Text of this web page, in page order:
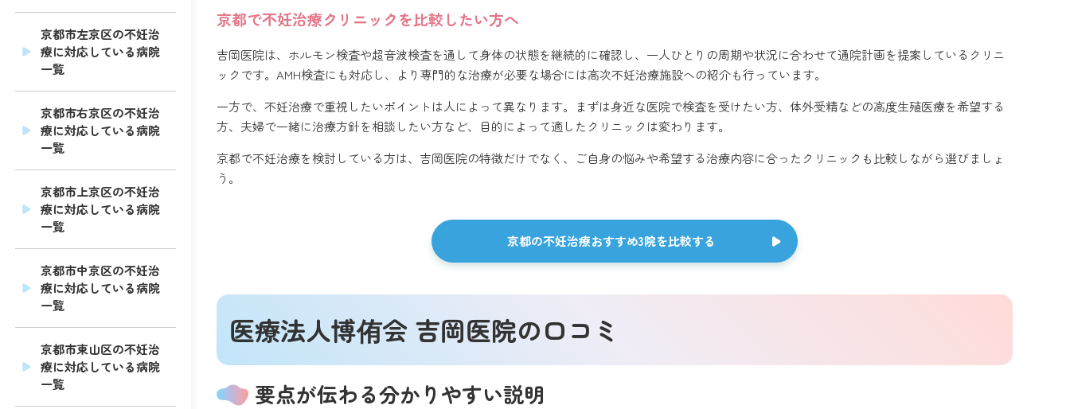
京都市左京区の不妊治
療に対応している病院
一覧
京都市右京区の不妊治
療に対応している病院
一覧
京都市上京区の不妊治
療に対応している病院
一覧
京都市中京区の不妊治
療に対応している病院
一覧
京都市東山区の不妊治
療に対応している病院
一覧
京都で不妊治療クリニックを比較したい方へ
吉岡医院は、ホルモン検査や超音波検査を通して身体の状態を継続的に確認し、一人ひとりの周期や状況に合わせて通院計画を提案しているクリニ
ックです。AMH検査にも対応し、より専門的な治療が必要な場合には高次不妊治療施設への紹介も行っています。
一方で、不妊治療で重視したいポイントは人によって異なります。まずは身近な医院で検査を受けたい方、体外受精などの高度生殖医療を希望する
方、夫婦で一緒に治療方針を相談したい方など、目的によって適したクリニックは変わります。
京都で不妊治療を検討している方は、吉岡医院の特徴だけでなく、ご自身の悩みや希望する治療内容に合ったクリニックも比較しながら選びましょ
う。
京都の不妊治療おすすめ3院を比較する
医療法人博侑会 吉岡医院の口コミ
要点が伝わる分かりやすい説明